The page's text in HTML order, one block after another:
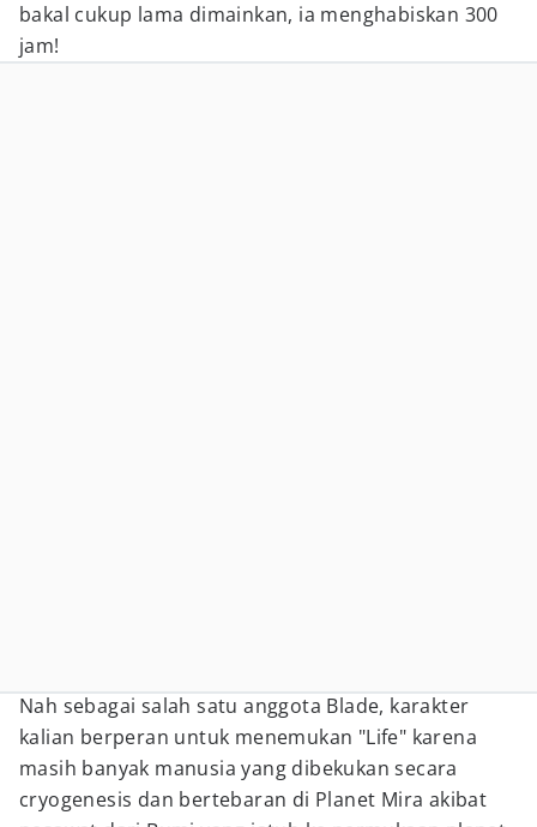
bakal cukup lama dimainkan, ia menghabiskan 300
jam!
Nah sebagai salah satu anggota Blade, karakter
kalian berperan untuk menemukan "Life" karena
masih banyak manusia yang dibekukan secara
cryogenesis dan bertebaran di Planet Mira akibat